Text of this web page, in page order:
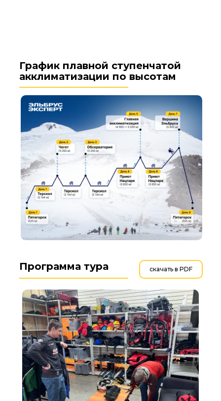
График плавной ступенчатой
акклиматизации по высотам
Программа тура скачать в PDF